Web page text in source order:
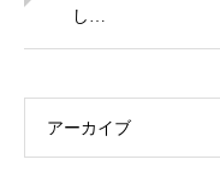
し…
アーカイブ